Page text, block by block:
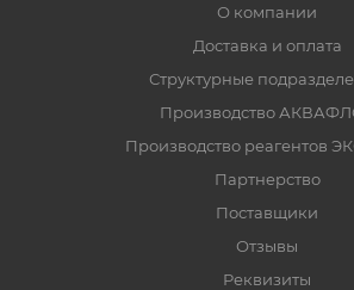
О компании
Доставка и оплата
Структурные
Производство
Производство реагентов
Партнерство
Поставщики
Отзывы
Реквизиты